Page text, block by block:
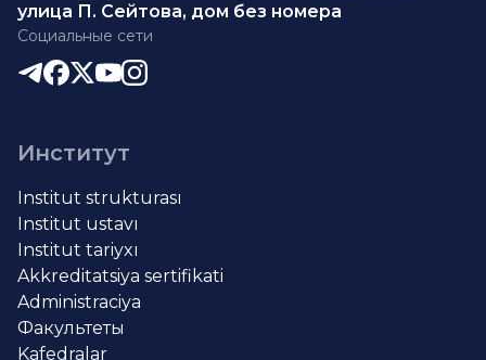
улица П. Сейтова, дом без номера
Социальные сети
Институт
Institut strukturası
Institut ustavı
Institut tariyxı
Akkreditatsiya sertifikati
Administraciya
Факультеты
Kafedralar